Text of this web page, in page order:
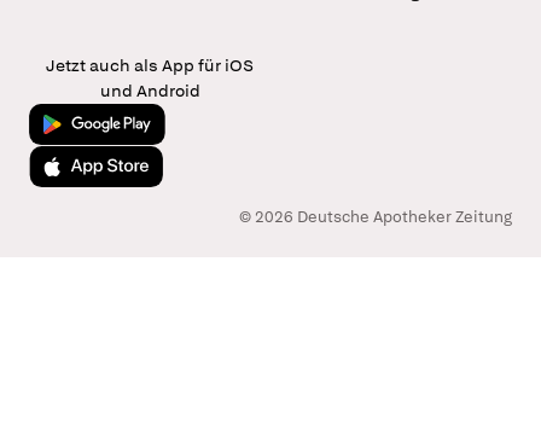
Jetzt auch als App für iOS
und Android
Jetzt bei Google Play
Laden im App Store
© 2026 Deutsche Apotheker Zeitung